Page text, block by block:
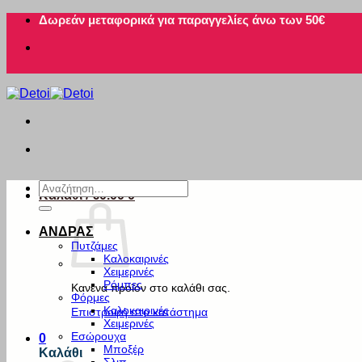
Μετάβαση
περιεχόμενο
Δωρεάν μεταφορικά για παραγγελίες άνω των 50€
Καλάθι /€0.00 0
Κανένα προϊόν στο καλάθι σας.
Επιστροφή στο κατάστημα
0
Καλάθι
Αναζήτηση
για:
ΑΝΔΡΑΣ
Πυτζάμες
Καλοκαιρινές
Χειμερινές
Ρόμπες
Φόρμες
Καλοκαιρινές
Χειμερινές
Εσώρουχα
Μποξέρ